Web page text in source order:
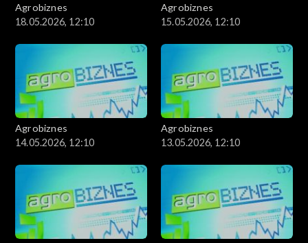
Agrobiznes
18.05.2026, 12:10
Agrobiznes
15.05.2026, 12:10
Agrobiznes
14.05.2026, 12:10
Agrobiznes
13.05.2026, 12:10